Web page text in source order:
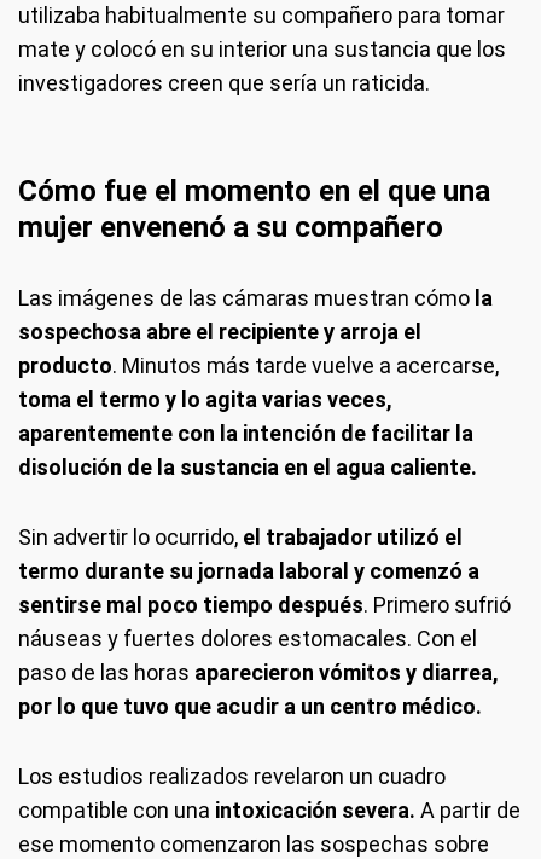
utilizaba habitualmente su compañero para tomar
mate y colocó en su interior una sustancia que los
investigadores creen que sería un raticida.
Cómo fue el momento en el que una
mujer envenenó a su compañero
Las imágenes de las cámaras muestran cómo la
sospechosa abre el recipiente y arroja el
producto. Minutos más tarde vuelve a acercarse,
toma el termo y lo agita varias veces,
aparentemente con la intención de facilitar la
disolución de la sustancia en el agua caliente.
Sin advertir lo ocurrido, el trabajador utilizó el
termo durante su jornada laboral y comenzó a
sentirse mal poco tiempo después. Primero sufrió
náuseas y fuertes dolores estomacales. Con el
paso de las horas aparecieron vómitos y diarrea,
por lo que tuvo que acudir a un centro médico.
Los estudios realizados revelaron un cuadro
compatible con una intoxicación severa. A partir de
ese momento comenzaron las sospechas sobre